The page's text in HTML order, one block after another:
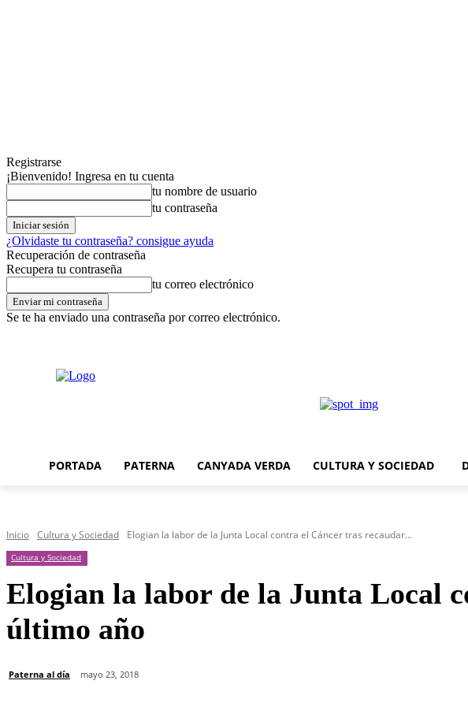
Registrarse
¡Bienvenido! Ingresa en tu cuenta
tu nombre de usuario
tu contraseña
¿Olvidaste tu contraseña? consigue ayuda
Recuperación de contraseña
Recupera tu contraseña
tu correo electrónico
Se te ha enviado una contraseña por correo electrónico.
PORTADA PATERNA CANYADA VERDA CULTURA Y SOCIEDAD
Inicio Cultura y Sociedad Elogian la labor de la Junta Local contra el Cáncer tras recaudar...
Cultura y Sociedad
Elogian la labor de la Junta Local
último año
Paterna al día mayo 23, 2018